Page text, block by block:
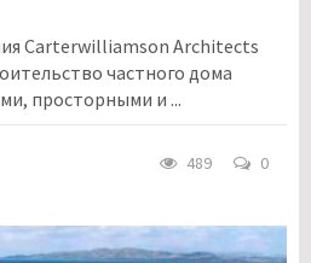
Carterwilliamson Architects
частного дома
просторными и ...
489 0